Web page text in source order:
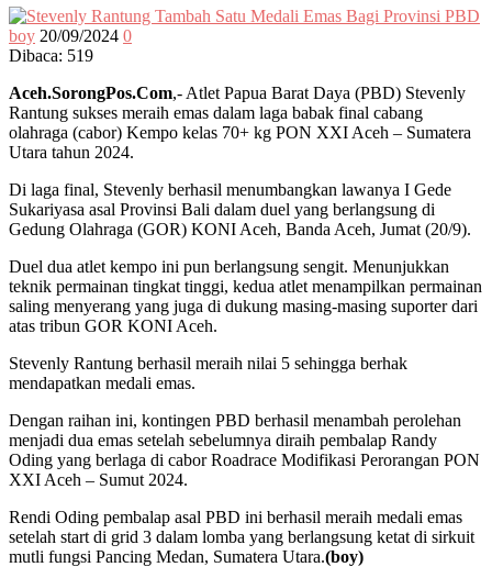
boy 20/09/2024 0
Dibaca: 519
Aceh.SorongPos.Com,- Atlet Papua Barat Daya (PBD) Stevenly
Rantung sukses meraih emas dalam laga babak final cabang
olahraga (cabor) Kempo kelas 70+ kg PON XXI Aceh – Sumatera
Utara tahun 2024.
Di laga final, Stevenly berhasil menumbangkan lawanya I Gede
Sukariyasa asal Provinsi Bali dalam duel yang berlangsung di
Gedung Olahraga (GOR) KONI Aceh, Banda Aceh, Jumat (20/9).
Duel dua atlet kempo ini pun berlangsung sengit. Menunjukkan
teknik permainan tingkat tinggi, kedua atlet menampilkan permainan
saling menyerang yang juga di dukung masing-masing suporter dari
atas tribun GOR KONI Aceh.
Stevenly Rantung berhasil meraih nilai 5 sehingga berhak
mendapatkan medali emas.
Dengan raihan ini, kontingen PBD berhasil menambah perolehan
menjadi dua emas setelah sebelumnya diraih pembalap Randy
Oding yang berlaga di cabor Roadrace Modifikasi Perorangan PON
XXI Aceh – Sumut 2024.
Rendi Oding pembalap asal PBD ini berhasil meraih medali emas
setelah start di grid 3 dalam lomba yang berlangsung ketat di sirkuit
mutli fungsi Pancing Medan, Sumatera Utara.(boy)